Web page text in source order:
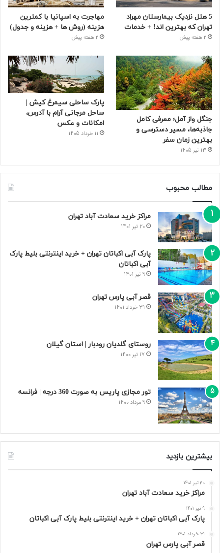
5 هتل نزدیک بیمارستان مهراد
تهران که بهترین‌ اند! + خدمات
2 هفته پیش
مهاجرت به اسپانیا با کمترین
هزینه (روش ها + هزینه و جدول)
2 هفته پیش
جنگل واز آمل؛ معرفی کامل
جاذبه‌ها، مسیر دسترسی و
بهترین زمان سفر
13 تیر 1405
پارک ساحلی سیمرغ کیش |
ساحل مرجانی آرام با آدرس،
امکانات و عکس
11 خرداد 1405
مطالب محبوب
مراکز خرید سعادت‌ آباد تهران
20 تیر 1401
پارک آبی اکباتان تهران + خرید اینترنتی بلیط پارک
آبی اکباتان
9 تیر 1401
قصر آبی پارس تهران
31 خرداد 1401
روستای گلدیان رودبار | استان گیلان
17 تیر 1400
تور مجازی پاریس به صورت 360 درجه | فرانسه
9 مرداد 1400
بیشترین بازدید
20 تیر 1401
مراکز خرید سعادت‌ آباد تهران
9 تیر 1401
پارک آبی اکباتان تهران + خرید اینترنتی بلیط پارک آبی اکباتان
31 خرداد 1401
قصر آبی پارس تهران